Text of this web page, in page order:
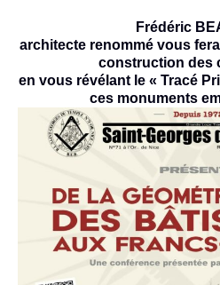
Frédéric
architecte renommé vous
construction des
en vous révélant le « Tracé
ces monuments